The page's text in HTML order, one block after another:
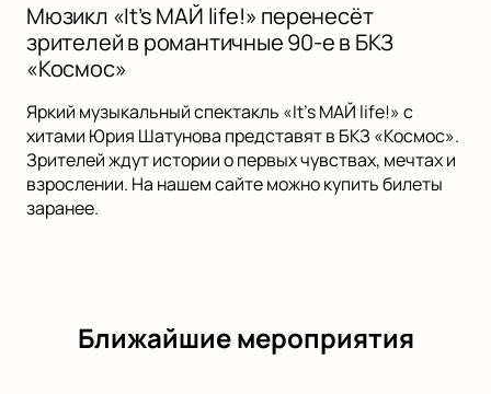
Мюзикл «It’s МАЙ life!» перенесёт
зрителей в романтичные 90-е в БКЗ
«Космос»
Яркий музыкальный спектакль «It’s МАЙ life!» с
хитами Юрия Шатунова представят в БКЗ «Космос».
Зрителей ждут истории о первых чувствах, мечтах и
взрослении. На нашем сайте можно купить билеты
заранее.
Ближайшие мероприятия